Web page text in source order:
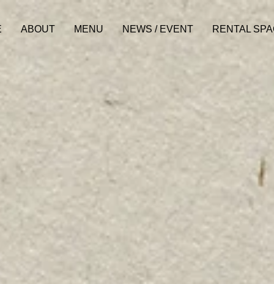
ABOUT MENU NEWS / EVENT RENTAL